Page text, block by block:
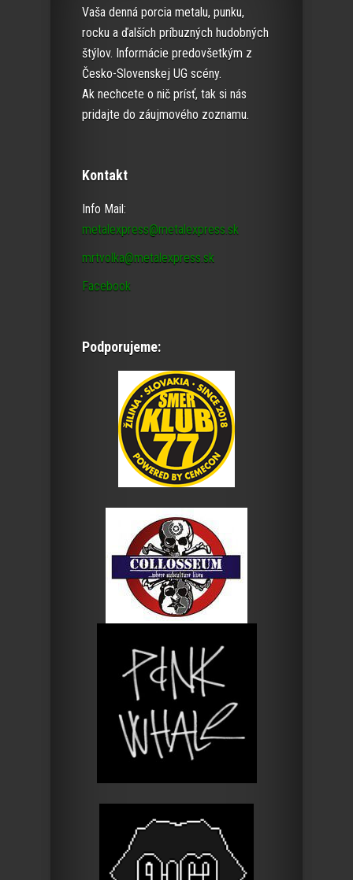
Vaša denná porcia metalu, punku,
rocku a ďalších príbuzných hudobných
štýlov. Informácie predovšetkým z
Česko-Slovenskej UG scény.
Ak nechcete o nič prísť, tak si nás
pridajte do záujmového zoznamu.
Kontakt
Info Mail:
metalexpress@metalexpress.sk
mrtvolka@metalexpress.sk
Facebook
Podporujeme: